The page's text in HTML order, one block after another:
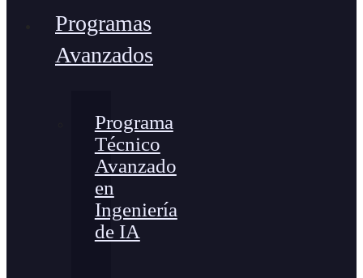
Programas
Avanzados
Programa
Técnico
Avanzado
en
Ingeniería
de IA